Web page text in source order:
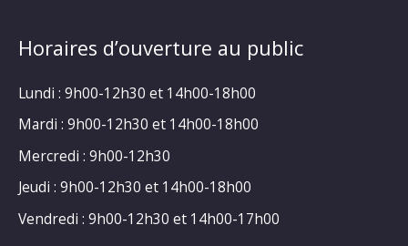
Horaires d’ouverture au public
Lundi : 9h00-12h30 et 14h00-18h00
Mardi : 9h00-12h30 et 14h00-18h00
Mercredi : 9h00-12h30
Jeudi : 9h00-12h30 et 14h00-18h00
Vendredi : 9h00-12h30 et 14h00-17h00